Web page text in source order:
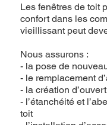
Les fenêtres de toit
confort dans les
vieillissant peut
Nous assurons :
- la pose de
- le remplacement
- la création
- l’étanchéité et
toit